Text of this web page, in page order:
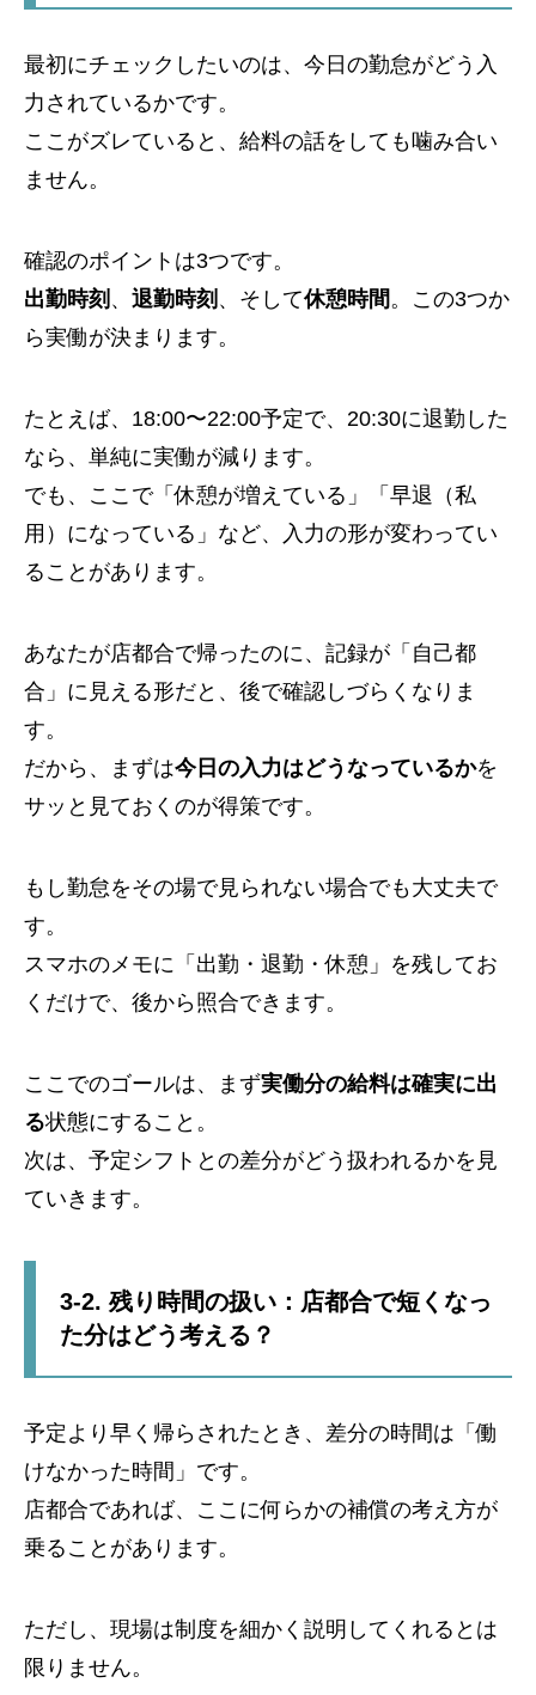
最初にチェックしたいのは、今日の勤怠がどう入
力されているかです。
ここがズレていると、給料の話をしても噛み合い
ません。
確認のポイントは3つです。
出勤時刻 、 退勤時刻 、そして休憩時間 。この3つか
ら実働が決まります。
たとえば、18:00〜22:00予定で、20:30に退勤した
なら、単純に実働が減ります。
でも、ここで「休憩が増えている」「早退（私
用）になっている」など、入力の形が変わってい
ることがあります。
あなたが店都合で帰ったのに、記録が「自己都
合」に見える形だと、後で確認しづらくなりま
す。
だから、まずは今日の入力はどうなっているかを
サッと見ておくのが得策です。
もし勤怠をその場で見られない場合でも大丈夫で
す。
スマホのメモに「出勤・退勤・休憩」を残してお
くだけで、後から照合できます。
ここでのゴールは、まず実働分の給料は確実に出
る状態にすること。
次は、予定シフトとの差分がどう扱われるかを見
ていきます。
3-2. 残り時間の扱い：店都合で短くなっ
た分はどう考える？
予定より早く帰らされたとき、差分の時間は「働
けなかった時間」です。
店都合であれば、ここに何らかの補償の考え方が
乗ることがあります。
ただし、現場は制度を細かく説明してくれるとは
限りません。